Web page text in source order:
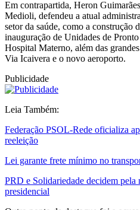
Em contrapartida, Heron
Medioli, defendeu a atual
setor da saúde, como a construção
inauguração de Unidades de
Hospital Materno, além das
Via Icaivera e o novo aeroporto.
Publicidade
Leia Também:
Federação PSOL-Rede oficializa
reeleição
Lei garante frete mínimo no
PRD e Solidariedade decidem pela
presidencial